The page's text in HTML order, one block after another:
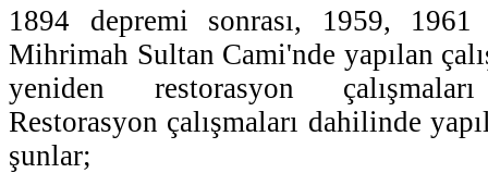
1894 depremi sonrası, 1959,
Mihrimah Sultan Cami'nde yapılan
yeniden restorasyon
Restorasyon çalışmaları dahilinde
şunlar;